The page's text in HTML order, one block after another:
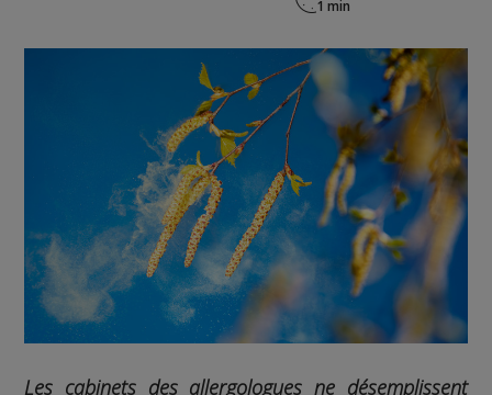
Les cabinets des allergologues ne désemplissent